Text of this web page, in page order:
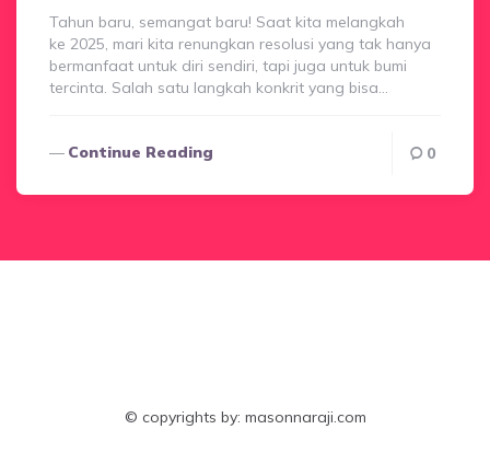
Tahun baru, semangat baru! Saat kita melangkah
ke 2025, mari kita renungkan resolusi yang tak hanya
bermanfaat untuk diri sendiri, tapi juga untuk bumi
tercinta. Salah satu langkah konkrit yang bisa…
Continue Reading 0
© copyrights by: masonnaraji.com